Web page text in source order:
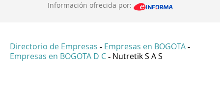
Información ofrecida por:
Directorio de Empresas - Empresas en BOGOTA -
Empresas en BOGOTA D C - Nutretik S A S